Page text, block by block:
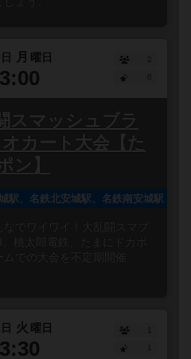
日 月 曜日
2
スマッシュブラ
カート大会【た
ン】
駅、名鉄北安城駅、名鉄南安城駅
でワイワイ！大乱闘スマブ
桃太郎電鉄、たまにドカポ
での大会を不定期開催
日 火 曜日
1
1